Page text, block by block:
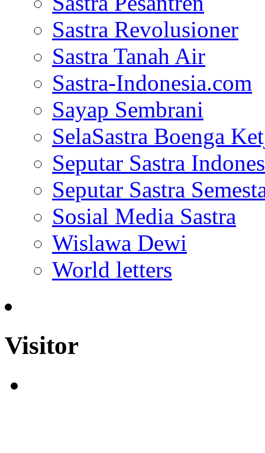
Sastra Revolusioner
Sastra Tanah Air
Sastra-Indonesia.com
Sayap Sembrani
SelaSastra Boenga
Seputar Sastra
Seputar Sastra
Sosial Media Sastra
Wislawa Dewi
World letters
Visitor